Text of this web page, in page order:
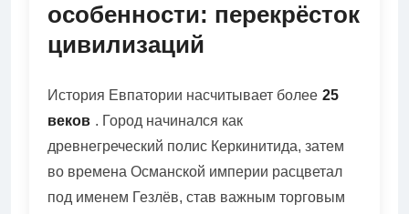
особенности: перекрёсток
цивилизаций
История Евпатории насчитывает более 25
веков . Город начинался как
древнегреческий полис Керкинитида, затем
во времена Османской империи расцветал
под именем Гезлёв, став важным торговым